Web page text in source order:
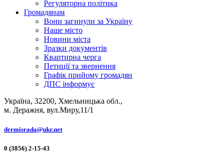
Регуляторна політика
Громадянам
Вони загинули за Україну
Наше місто
Новини міста
Зразки документів
Квартирна черга
Петиції та звернення
Графік прийому громадян
ДПС інформує
Україна, 32200, Хмельницька обл.,
м. Деражня, вул.Миру,11/1
dermisrada@ukr.net
0 (3856) 2-15-43